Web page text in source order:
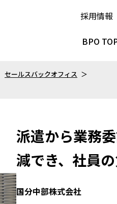
採用情報
BPO
セールスバックオフィス
派遣から業務
減でき、社員
国分中部株式会社